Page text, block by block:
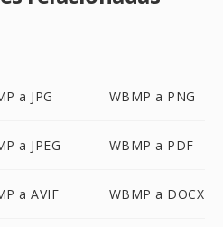
a JPG WBMP a PNG
a JPEG WBMP a PDF
a AVIF WBMP a DOCX